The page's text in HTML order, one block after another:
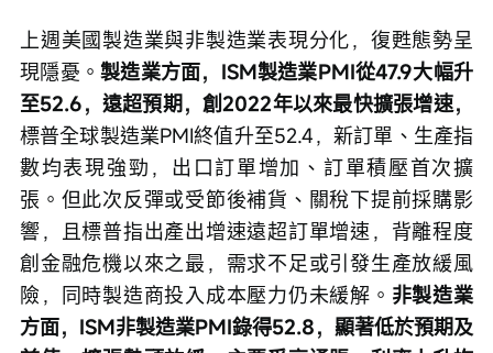
上週美國製造業與非製造業表現分化，復甦態勢呈
現隱憂。製造業方面，ISM製造業PMI從47.9大幅升
至52.6，遠超預期，創2022年以來最快擴張增速，
標普全球製造業PMI終值升至52.4，新訂單、生產指
數均表現強勁，出口訂單增加、訂單積壓首次擴
張。但此次反彈或受節後補貨、關稅下提前採購影
響，且標普指出產出增速遠超訂單增速，背離程度
創金融危機以來之最，需求不足或引發生產放緩風
險，同時製造商投入成本壓力仍未緩解。 非製造業
方面，ISM非製造業PMI錄得52.8，顯著低於預期及